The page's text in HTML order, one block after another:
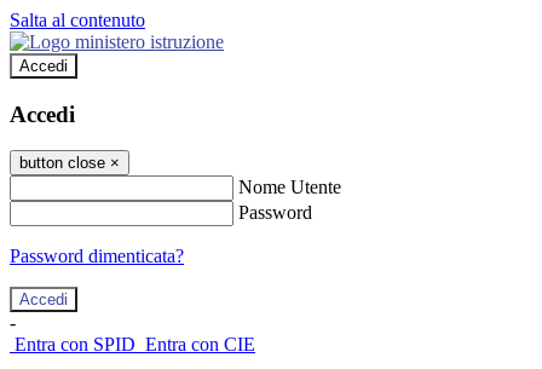
Salta al contenuto
Accedi
Accedi
button close ×
Nome Utente
Password
Password dimenticata?
-
Entra con SPID Entra con CIE